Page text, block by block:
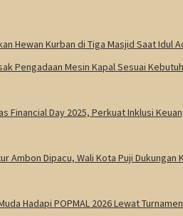
Hewan Kurban di Tiga Masjid Saat Idul
Pengadaan Mesin Kapal Sesuai
Financial Day 2025, Perkuat Inklusi
Ambon Dipacu, Wali Kota Puji Dukungan
Hadapi POPMAL 2026 Lewat